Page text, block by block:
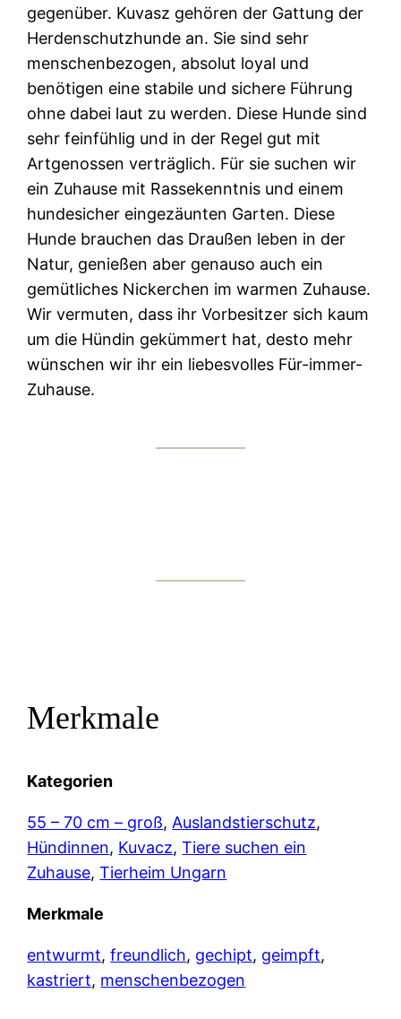
gegenüber. Kuvasz gehören der Gattung der
Herdenschutzhunde an. Sie sind sehr
menschenbezogen, absolut loyal und
benötigen eine stabile und sichere Führung
ohne dabei laut zu werden. Diese Hunde sind
sehr feinfühlig und in der Regel gut mit
Artgenossen verträglich. Für sie suchen wir
ein Zuhause mit Rassekenntnis und einem
hundesicher eingezäunten Garten. Diese
Hunde brauchen das Draußen leben in der
Natur, genießen aber genauso auch ein
gemütliches Nickerchen im warmen Zuhause.
Wir vermuten, dass ihr Vorbesitzer sich kaum
um die Hündin gekümmert hat, desto mehr
wünschen wir ihr ein liebesvolles Für-immer-
Zuhause.
Merkmale
Kategorien
55 – 70 cm – groß, Auslandstierschutz
Hündinnen, Kuvacz, Tiere suchen ein
Zuhause, Tierheim Ungarn
Merkmale
entwurmt, freundlich, gechipt, geimpft
kastriert, menschenbezogen